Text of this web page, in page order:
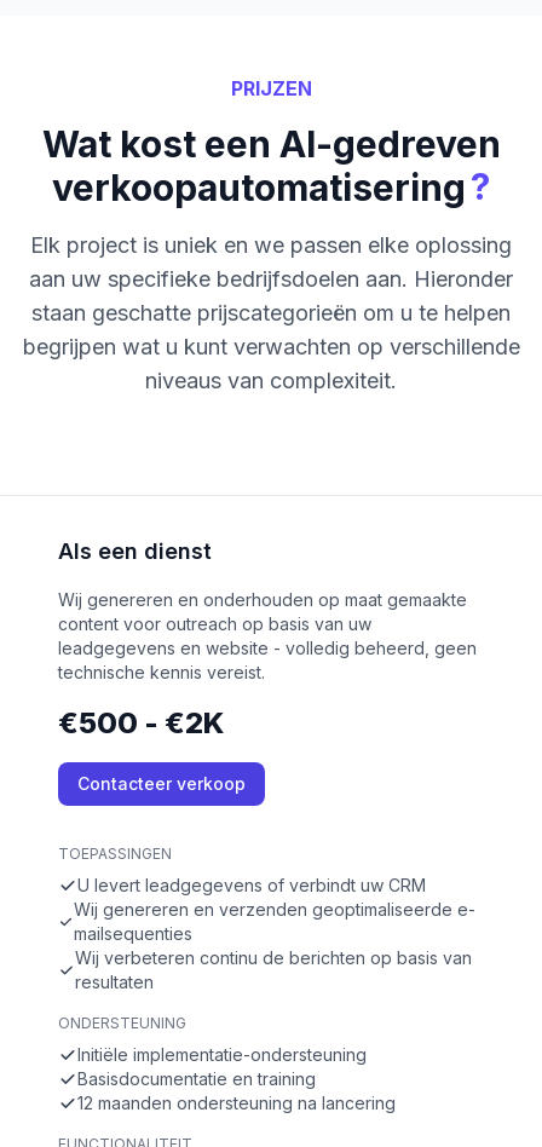
PRIJZEN
Wat kost een AI-gedreven
verkoopautomatisering?
Elk project is uniek en we passen elke oplossing
aan uw specifieke bedrijfsdoelen aan. Hieronder
staan geschatte prijscategorieën om u te helpen
begrijpen wat u kunt verwachten op verschillende
niveaus van complexiteit.
Als een dienst
Wij genereren en onderhouden op maat gemaakte
content voor outreach op basis van uw
leadgegevens en website - volledig beheerd, geen
technische kennis vereist.
€500 - €2K
Contacteer verkoop
TOEPASSINGEN
U levert leadgegevens of verbindt uw CRM
Wij genereren en verzenden geoptimaliseerde e-
mailsequenties
Wij verbeteren continu de berichten op basis van
resultaten
ONDERSTEUNING
Initiële implementatie-ondersteuning
Basisdocumentatie en training
12 maanden ondersteuning na lancering